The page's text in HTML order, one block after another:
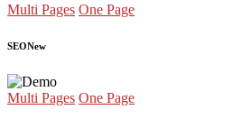
Multi Pages One Page
SEONew
Multi Pages One Page